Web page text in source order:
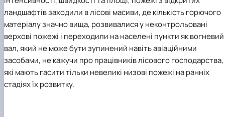
ландшафтів заходили в лісові масиви, де кількість горючого
матеріалу значно вища, розвивалися у неконтрольовані
верхові пожежі і переходили на населені пункти як вогневий
вал, який не може бути зупинений навіть авіаційними
засобами, не кажучи про працівників лісового господарства,
які мають гасити тільки невеликі низові пожежі на ранніх
стадіях їх розвитку.